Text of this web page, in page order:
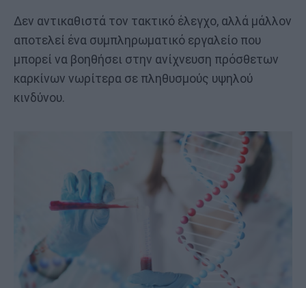
Δεν αντικαθιστά τον τακτικό έλεγχο, αλλά μάλλον
αποτελεί ένα συμπληρωματικό εργαλείο που
μπορεί να βοηθήσει στην ανίχνευση πρόσθετων
καρκίνων νωρίτερα σε πληθυσμούς υψηλού
κινδύνου.